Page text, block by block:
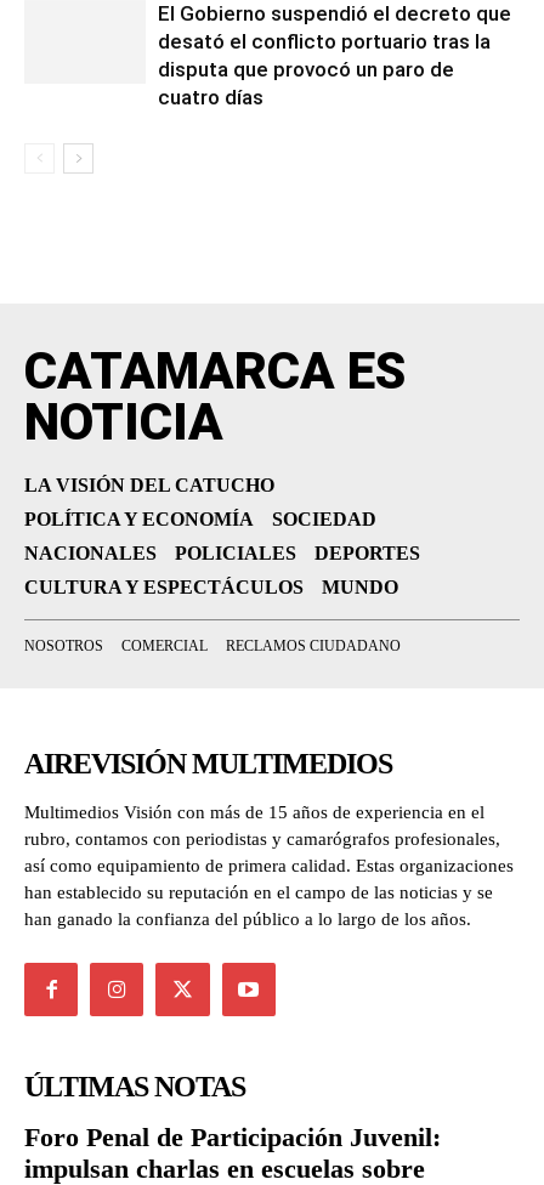
El Gobierno suspendió el decreto que
desató el conflicto portuario tras la
disputa que provocó un paro de
cuatro días
CATAMARCA ES
NOTICIA
LA VISIÓN DEL CATUCHO
POLÍTICA Y ECONOMÍA
SOCIEDAD
NACIONALES
POLICIALES
DEPORTES
CULTURA Y ESPECTÁCULOS
MUNDO
NOSOTROS COMERCIAL RECLAMOS CIUDADANO
AIREVISIÓN MULTIMEDIOS
Multimedios Visión con más de 15 años de experiencia en el
rubro, contamos con periodistas y camarógrafos profesionales,
así como equipamiento de primera calidad. Estas organizaciones
han establecido su reputación en el campo de las noticias y se
han ganado la confianza del público a lo largo de los años.
ÚLTIMAS NOTAS
Foro Penal de Participación Juvenil:
impulsan charlas en escuelas sobre